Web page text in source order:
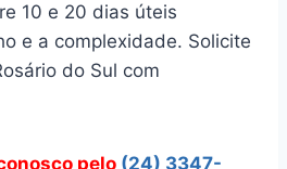
10 e 20 dias úteis
e a complexidade. Solicite
do Sul com
pelo (24) 3347-